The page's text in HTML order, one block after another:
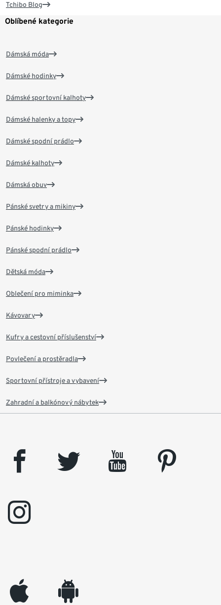
Tchibo Blog
Oblíbené kategorie
Dámská móda
Dámské hodinky
Dámské sportovní kalhoty
Dámské halenky a topy
Dámské spodní prádlo
Dámské kalhoty
Dámská obuv
Pánské svetry a mikiny
Pánské hodinky
Pánské spodní prádlo
Dětská móda
Oblečení pro miminka
Kávovary
Kufry a cestovní příslušenství
Povlečení a prostěradla
Sportovní přístroje a vybavení
Zahradní a balkónový nábytek
facebook twitter youtube
pinterest
instagram
appleinc android